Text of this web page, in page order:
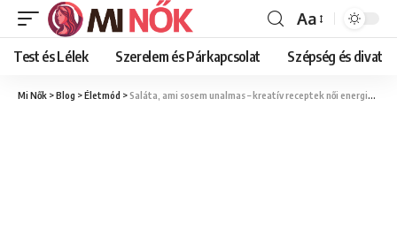
Font
Resizer
Aa
Test és Lélek Szerelem és Párkapcsolat Szépség és divat
Mi Nők >Blog >Életmód >Saláta, ami sosem unalmas – kreatív receptek női energiával